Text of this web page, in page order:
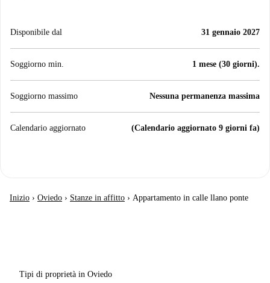
Disponibile dal 31 gennaio 2027
Soggiorno min. 1 mese (30 giorni).
Soggiorno massimo Nessuna permanenza massima
Calendario aggiornato (Calendario aggiornato 9 giorni fa)
Inizio › Oviedo › Stanze in affitto › Appartamento in calle llano ponte
Tipi di proprietà in Oviedo